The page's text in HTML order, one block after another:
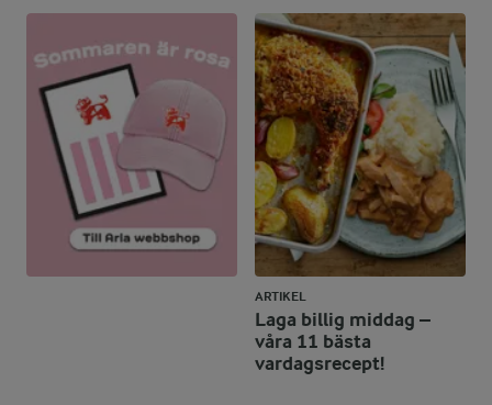
ARTIKEL
Laga billig middag –
våra 11 bästa
vardagsrecept!